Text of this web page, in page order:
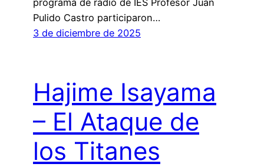
Pulido Castro participaron…
3 de diciembre de 2025
Hajime Isayama
– El Ataque de
los Titanes